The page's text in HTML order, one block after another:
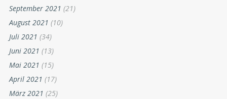
September 2021 (21)
August 2021 (10)
Juli 2021 (34)
Juni 2021 (13)
Mai 2021 (15)
April 2021 (17)
März 2021 (25)